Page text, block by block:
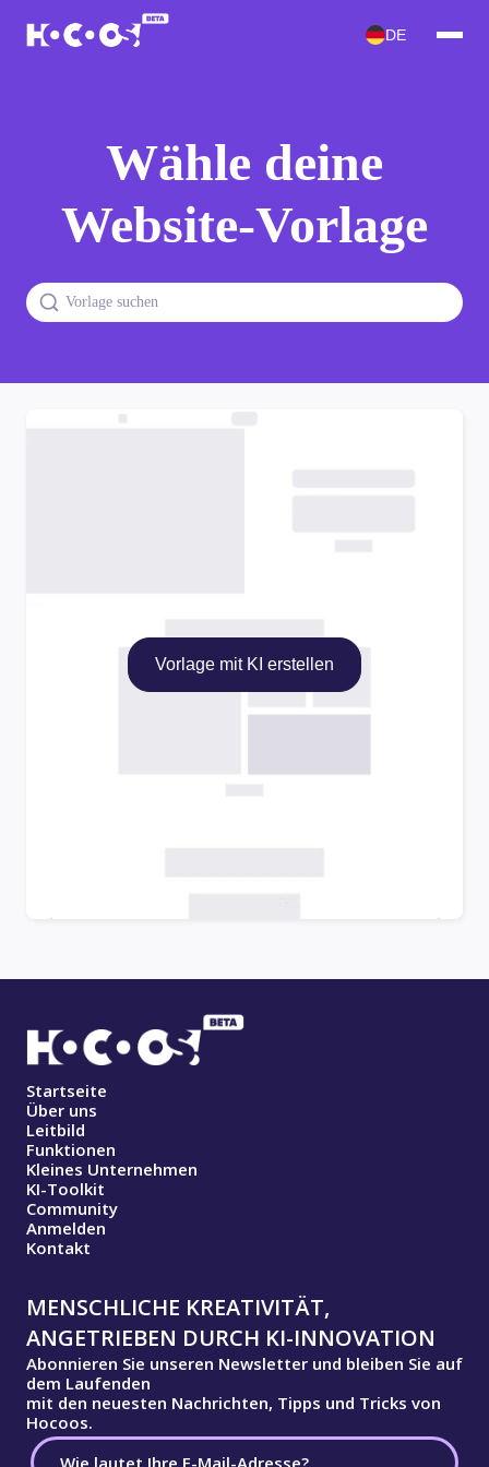
DE
Wähle deine
Website-Vorlage
Vorlage mit KI erstellen
Startseite
Über uns
Leitbild
Funktionen
Kleines Unternehmen
KI-Toolkit
Community
Anmelden
Kontakt
MENSCHLICHE KREATIVITÄT,
ANGETRIEBEN DURCH KI-INNOVATION
Abonnieren Sie unseren Newsletter und bleiben Sie auf
dem Laufenden
mit den neuesten Nachrichten, Tipps und Tricks von
Hocoos.